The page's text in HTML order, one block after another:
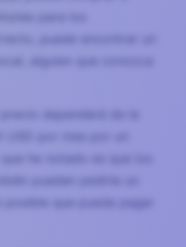
puede encontrar un
alguien que conozca
dependerá de la
he notado es que los
pueden pedirle un
que pueda pagar